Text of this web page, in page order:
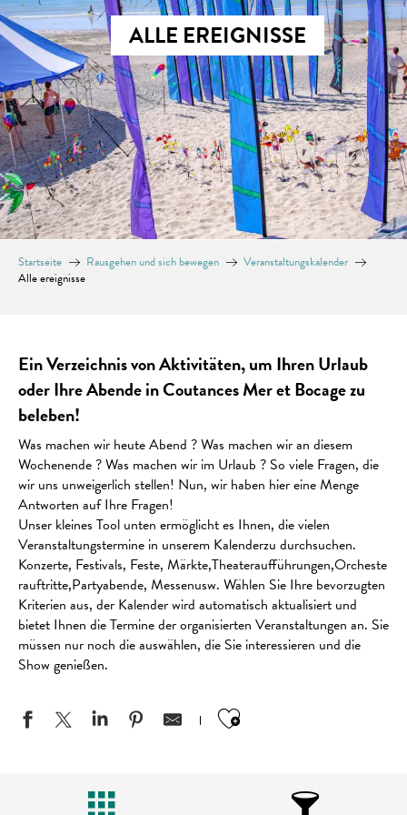
ALLE EREIGNISSE
Startseite Rausgehen und sich bewegen
Veranstaltungskalender
Alle ereignisse
Ein Verzeichnis von Aktivitäten, um Ihren Urlaub
oder Ihre Abende in Coutances Mer et Bocage zu
beleben!
Was machen wir heute Abend ? Was machen wir an diesem
Wochenende ? Was machen wir im Urlaub ? So viele Fragen, die
wir uns unweigerlich stellen! Nun, wir haben hier eine Menge
Antworten auf Ihre Fragen!
Unser kleines Tool unten ermöglicht es Ihnen, die vielen
Veranstaltungstermine in unserem Kalenderzu durchsuchen.
Konzerte, Festivals, Feste, Märkte,Theateraufführungen,Orcheste
rauftritte,Partyabende, Messenusw. Wählen Sie Ihre bevorzugten
Kriterien aus, der Kalender wird automatisch aktualisiert und
bietet Ihnen die Termine der organisierten Veranstaltungen an. Sie
müssen nur noch die auswählen, die Sie interessieren und die
Show genießen.
Ajouter aux